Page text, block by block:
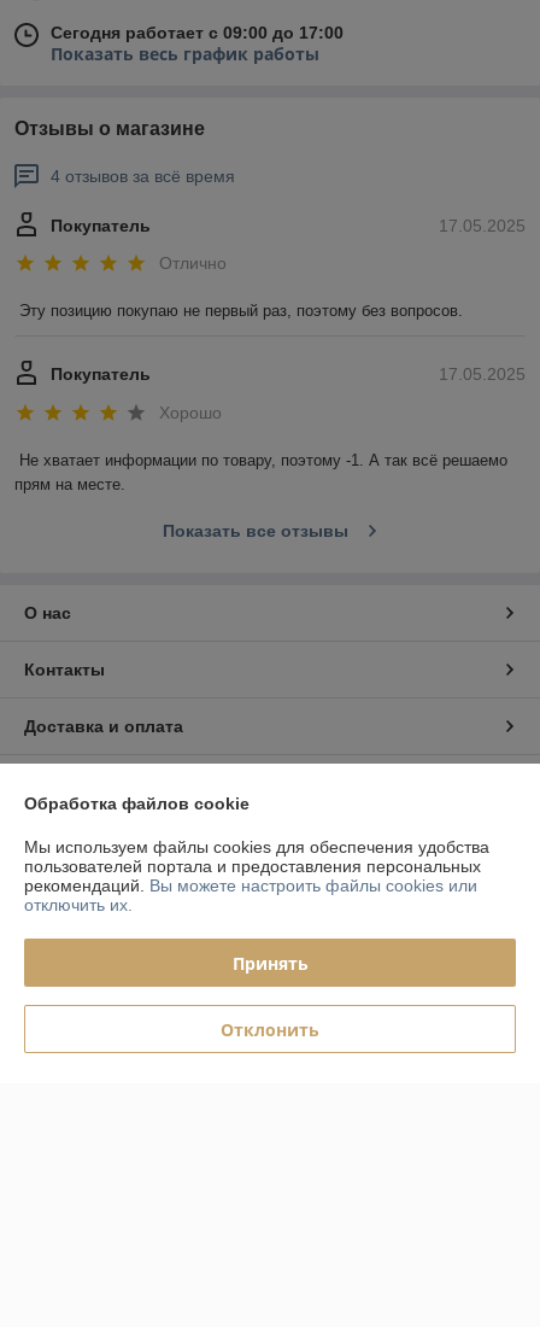
Сегодня работает с 09:00 до 17:00
Показать весь график работы
Отзывы о магазине
4 отзывов за всё время
17.05.2025
Покупатель
Отлично
Эту позицию покупаю не первый раз, поэтому без вопросов.
17.05.2025
Покупатель
Хорошо
Не хватает информации по товару, поэтому -1. А так всё решаемо
прям на месте.
Показать все отзывы
О нас
Контакты
Доставка и оплата
Полная версия сайта
Политика обработки cookies
Обработка файлов cookie
Мы используем файлы cookies для обеспечения удобства
пользователей портала и предоставления персональных
рекомендаций. Вы можете настроить файлы cookies или
отключить их.
Принять
Отклонить